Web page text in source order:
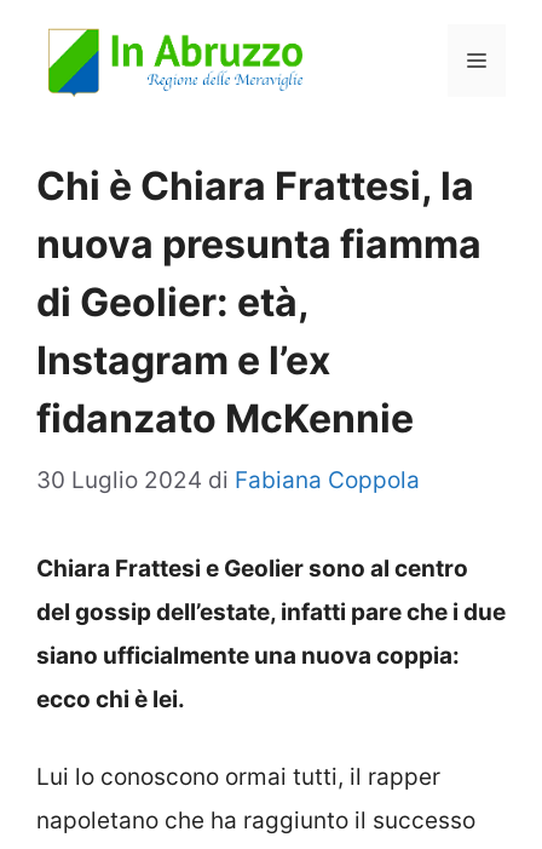
Menu
Chi è Chiara Frattesi, la
nuova presunta fiamma
di Geolier: età,
Instagram e l’ex
fidanzato McKennie
30 Luglio 2024 di Fabiana Coppola
Chiara Frattesi e Geolier sono al centro
del gossip dell’estate, infatti pare che i due
siano ufficialmente una nuova coppia:
ecco chi è lei.
Lui lo conoscono ormai tutti, il rapper
napoletano che ha raggiunto il successo